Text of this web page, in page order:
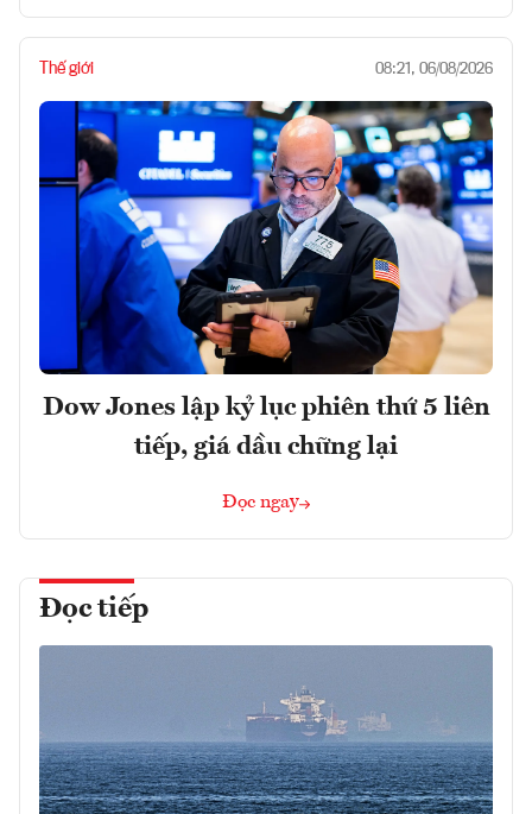
Thế giới 08:21, 06/08/2026
Dow Jones lập kỷ lục phiên thứ 5 liên
tiếp, giá dầu chững lại
Đọc ngay
Đọc tiếp